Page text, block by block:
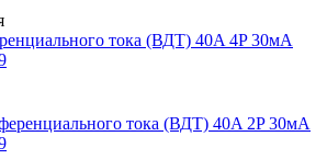
тока (ВДТ) 40A 4P 30мА